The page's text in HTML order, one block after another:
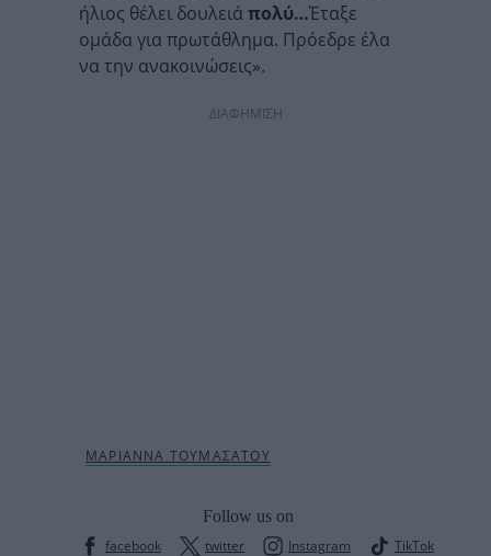
ήλιος θέλει δουλειάπολύ…Έταξε
ομάδα για πρωτάθλημα. Πρόεδρε έλα
να την ανακοινώσεις».
ΔΙΑΦΗΜΙΣΗ
Follow us on
facebook
twitter Instagram TikTok